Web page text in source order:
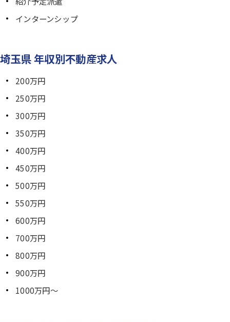
インターンシップ
埼玉県 年収別不動産求人
200万円
250万円
300万円
350万円
400万円
450万円
500万円
550万円
600万円
700万円
800万円
900万円
1000万円～